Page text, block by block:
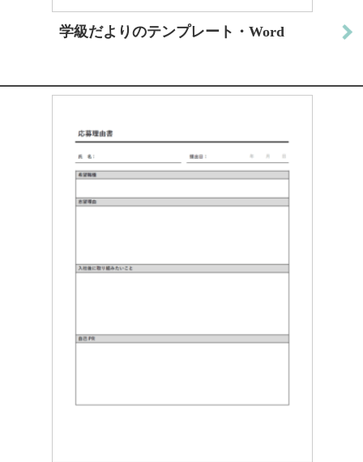
学級だよりのテンプレート・Word